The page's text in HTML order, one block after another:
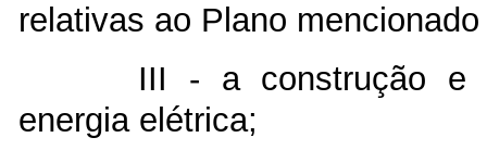
relativas ao Plano
III - a construção e
energia elétrica;